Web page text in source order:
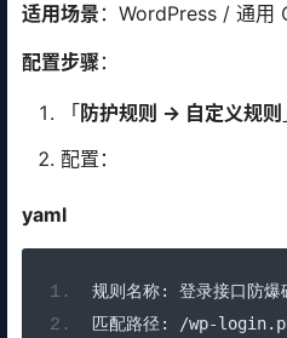
适用场景 ：WordPress / 通用
配置步骤 ：
「 防护规则 → 自定义规则
配置：
yaml
规则名称:
登录接口防爆
匹配路径:
/wp-login.